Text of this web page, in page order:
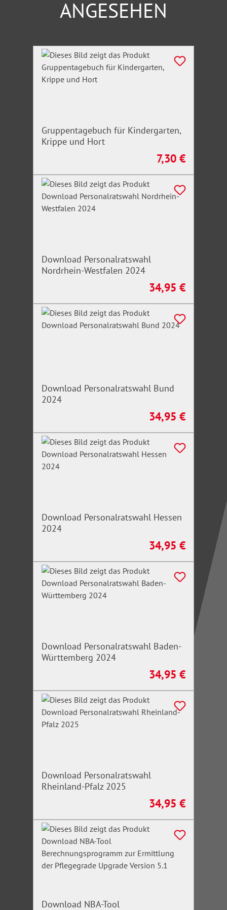
ANGESEHEN
Produktgalerie überspringen
Gruppentagebuch für Kindergarten,
Krippe und Hort
Regulärer Preis:
7,30 €
Download Personalratswahl
Nordrhein-Westfalen 2024
Regulärer Preis:
34,95 €
Download Personalratswahl Bund
2024
Regulärer Preis:
34,95 €
Download Personalratswahl Hessen
2024
Regulärer Preis:
34,95 €
Download Personalratswahl Baden-
Württemberg 2024
Regulärer Preis:
34,95 €
Download Personalratswahl
Rheinland-Pfalz 2025
Regulärer Preis:
34,95 €
Download NBA-Tool